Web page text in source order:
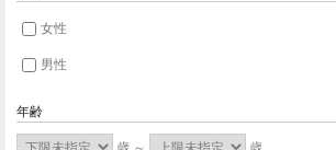
女性
男性
年齢